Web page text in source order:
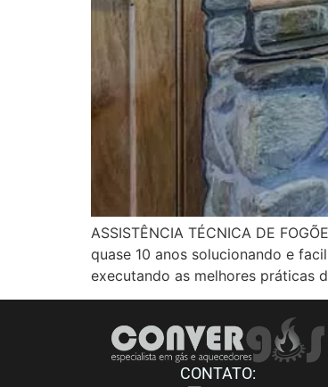
ASSISTÊNCIA TÉCNICA DE
quase 10 anos solucionando e
executando as melhores práticas
CONTATO: